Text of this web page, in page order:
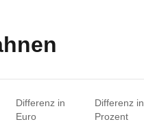
Differenz in
Euro
Differenz in
Prozent